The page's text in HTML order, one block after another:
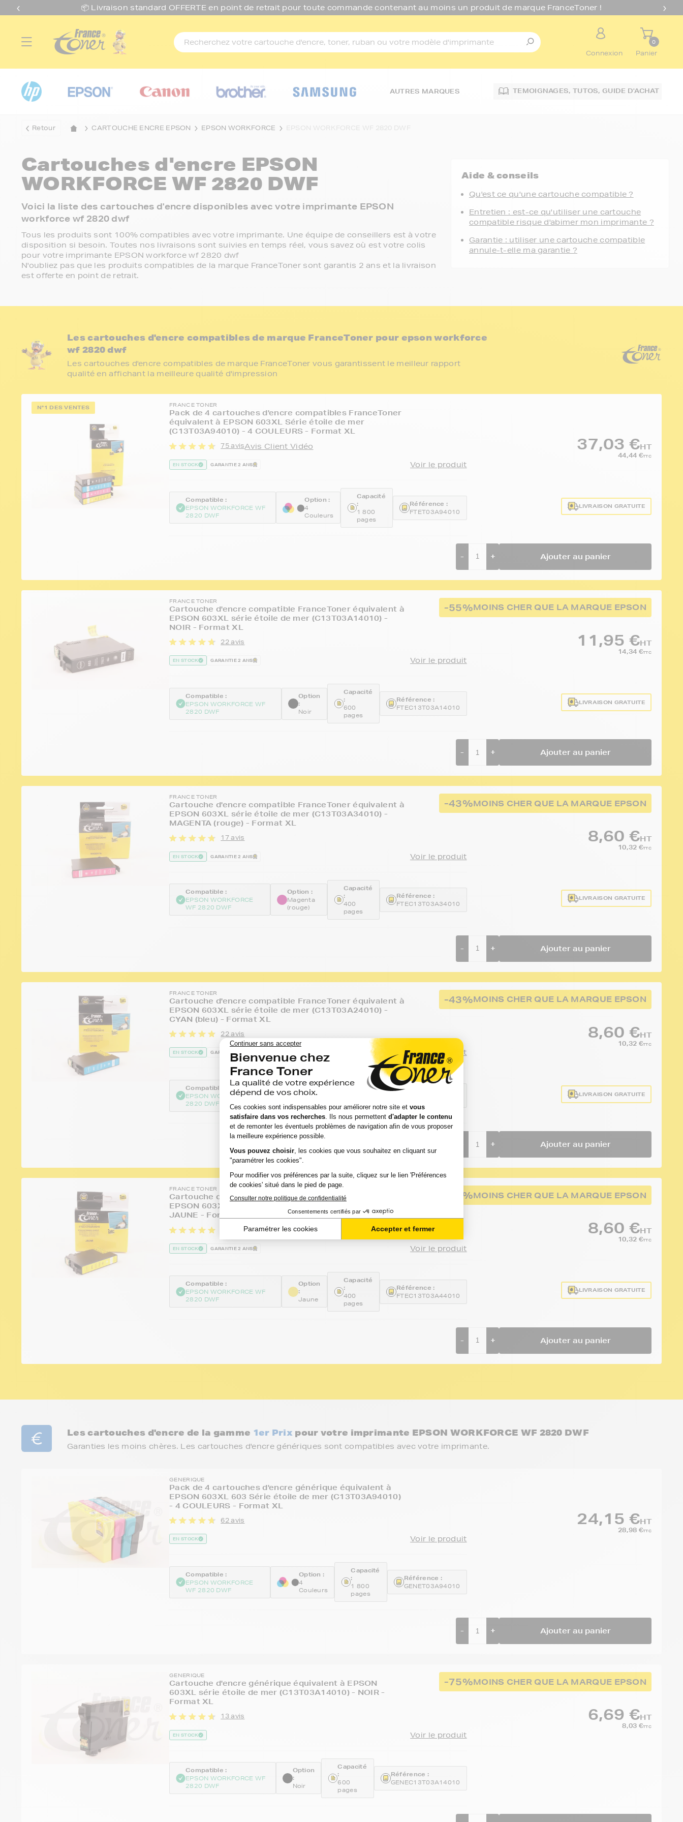
📦 Livraison standard OFFERTE en point de retrait pour toute commande contenant au moins un produit de marque FranceToner !
Connexion
0
Panier
AUTRES MARQUES TEMOIGNAGES, TUTOS,GUIDE D'ACHAT
Retour CARTOUCHE ENCRE EPSON EPSON WORKFORCE EPSON WORKFORCE WF 2820 DWF
Cartouches d'encre EPSON
WORKFORCE WF 2820 DWF
Voici la liste des cartouches d'encre disponibles avec votre imprimante EPSON
workforce wf 2820 dwf
Tous les produits sont 100% compatibles avec votre imprimante. Une équipe de conseillers est à votre
disposition si besoin. Toutes nos livraisons sont suivies en temps réel, vous savez où est votre colis
pour votre imprimante EPSON workforce wf 2820 dwf
N'oubliez pas que les produits compatibles de la marque FranceToner sont garantis 2 ans et la livraison
est offerte en point de retrait.
Aide & conseils
Qu'est ce qu'une cartouche compatible ?
Entretien : est-ce qu'utiliser une cartouche
compatible risque d'abimer mon imprimante ?
Garantie : utiliser une cartouche compatible
annule-t-elle ma garantie ?
Les cartouches d'encre compatibles de marque FranceToner pour epson workforce
wf 2820 dwf
Les cartouches d'encre compatibles de marque FranceToner vous garantissent le meilleur rapport
qualité en affichant la meilleure qualité d'impression
N°1 DES VENTES FRANCE TONER
Pack de 4 cartouches d'encre compatibles FranceToner
équivalent à EPSON 603XL Série étoile de mer
(C13T03A94010) - 4 COULEURS - Format XL
75 avisAvis Client Vidéo
EN STOCK GARANTIE 2 ANS Voir le produit
Compatible :
EPSON WORKFORCE WF
2820 DWF
Option :
4
Couleurs
Capacité
:
1 800
pages
Référence :
FTET03A94010
37,03 €HT
44,44 €TTC
LIVRAISON GRATUITE
- + Ajouter au panier
-55%MOINS CHER QUE LA MARQUE EPSON
FRANCE TONER
Cartouche d'encre compatible FranceToner équivalent à
EPSON 603XL série étoile de mer (C13T03A14010) -
NOIR - Format XL
22 avis
EN STOCK GARANTIE 2 ANS Voir le produit
Compatible :
EPSON WORKFORCE WF
2820 DWF
Option
:
Noir
Capacité
:
600
pages
Référence :
FTEC13T03A14010
11,95 €HT
14,34 €TTC
LIVRAISON GRATUITE
- + Ajouter au panier
-43%MOINS CHER QUE LA MARQUE EPSON
FRANCE TONER
Cartouche d'encre compatible FranceToner équivalent à
EPSON 603XL série étoile de mer (C13T03A34010) -
MAGENTA (rouge) - Format XL
17 avis
EN STOCK GARANTIE 2 ANS Voir le produit
Compatible :
EPSON WORKFORCE
WF 2820 DWF
Option :
Magenta
(rouge)
Capacité
:
400
pages
Référence :
FTEC13T03A34010
8,60 €HT
10,32 €TTC
LIVRAISON GRATUITE
- + Ajouter au panier
-43%MOINS CHER QUE LA MARQUE EPSON
FRANCE TONER
Cartouche d'encre compatible FranceToner équivalent à
EPSON 603XL série étoile de mer (C13T03A24010) -
CYAN (bleu) - Format XL
22 avis
EN STOCK GARANTIE 2 ANS Voir le produit
Compatible :
EPSON WORKFORCE WF
2820 DWF
Option
:
(bleu)
Capacité
pages
Référence :
8,60 €HT
10,32 €TTC
LIVRAISON GRATUITE
+ Ajouter au panier
-44%MOINS CHER QUE LA MARQUE EPSON
FRANCE TONER
Cartouche d'encre compatible FranceToner équivalent à
EPSON 603XL série étoile de mer (C13T03A44010) -
JAUNE - Format XL
18 avis
EN STOCK GARANTIE 2 ANS Voir le produit
Compatible :
EPSON WORKFORCE WF
2820 DWF
Option
:
Jaune
Capacité
:
400
pages
Référence :
FTEC13T03A44010
8,60 €HT
10,32 €TTC
LIVRAISON GRATUITE
- + Ajouter au panier
Les cartouches d'encre de la gamme 1er Prix pour votre imprimante EPSON WORKFORCE WF 2820 DWF
Garanties les moins chères. Les cartouches d'encre génériques sont compatibles avec votre imprimante.
GENERIQUE
Pack de 4 cartouches d'encre générique équivalent à
EPSON 603XL 603 Série étoile de mer (C13T03A94010)
- 4 COULEURS - Format XL
62 avis
EN STOCK Voir le produit
Compatible :
EPSON WORKFORCE
WF 2820 DWF
Option :
4
Couleurs
Capacité
:
1 800
pages
Référence :
GENET03A94010
24,15 €HT
28,98 €TTC
- + Ajouter au panier
-75%MOINS CHER QUE LA MARQUE EPSON
GENERIQUE
Cartouche d'encre générique équivalent à EPSON
603XL série étoile de mer (C13T03A14010) - NOIR -
Format XL
13 avis
EN STOCK Voir le produit
Compatible :
EPSON WORKFORCE WF
2820 DWF
Option
:
Noir
Capacité
:
600
pages
Référence :
GENEC13T03A14010
6,69 €HT
8,03 €TTC